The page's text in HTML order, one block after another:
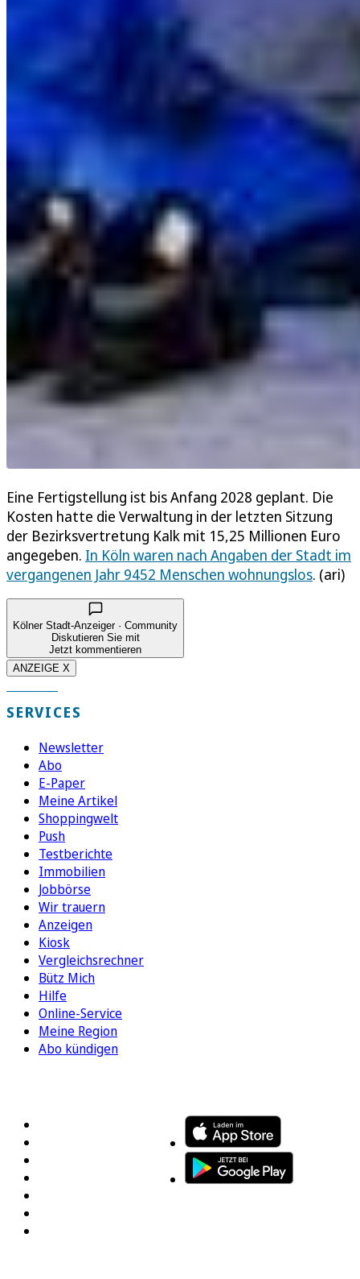
Eine Fertigstellung ist bis Anfang 2028 geplant. Die
Kosten hatte die Verwaltung in der letzten Sitzung
der Bezirksvertretung Kalk mit 15,25 Millionen Euro
angegeben. In Köln waren nach Angaben der Stadt im
vergangenen Jahr 9452 Menschen wohnungslos. (ari)
Kölner Stadt-Anzeiger · Community
Diskutieren Sie mit
Jetzt kommentieren
ANZEIGE X
SERVICES
Newsletter
Abo
E-Paper
Meine Artikel
Shoppingwelt
Push
Testberichte
Immobilien
Jobbörse
Wir trauern
Anzeigen
Kiosk
Vergleichsrechner
Bütz Mich
Hilfe
Online-Service
Meine Region
Abo kündigen